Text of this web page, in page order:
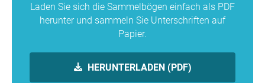
Laden Sie sich die Sammelbögen einfach als PDF
herunter und sammeln Sie Unterschriften auf
Papier.
HERUNTERLADEN (PDF)